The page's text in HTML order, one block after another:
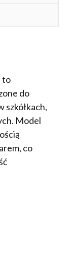
to
do
szkółkach,
Model
co